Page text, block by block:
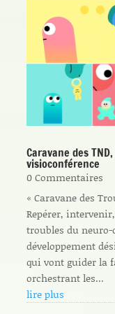
Caravane des
visioconférence
0 Commentaires
« Caravane des
Repérer,
troubles du neuro-
développement
qui vont guider la
orchestrant les...
lire plus